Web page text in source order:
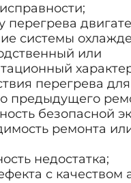
перегрева
системы
или
перегрева
предыдущего
безопасной
ремонта
недостатка;
с качеством